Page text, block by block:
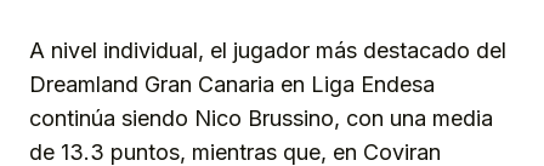
A nivel individual, el jugador más destacado del
Dreamland Gran Canaria en Liga Endesa
continúa siendo Nico Brussino, con una media
de 13.3 puntos, mientras que, en Coviran